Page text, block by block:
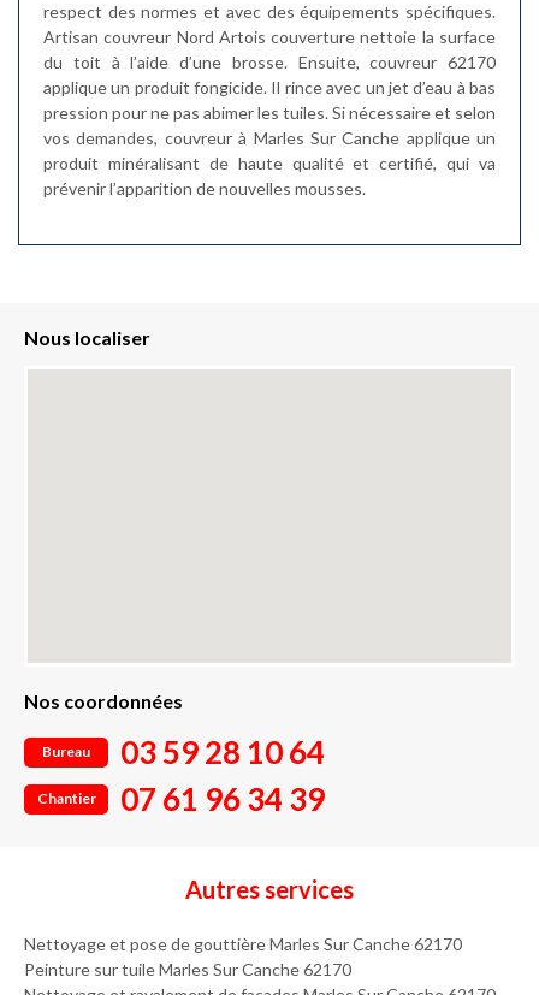
respect des normes et avec des équipements spécifiques.
Artisan couvreur Nord Artois couverture nettoie la surface
du toit à l’aide d’une brosse. Ensuite, couvreur 62170
applique un produit fongicide. Il rince avec un jet d’eau à bas
pression pour ne pas abimer les tuiles. Si nécessaire et selon
vos demandes, couvreur à Marles Sur Canche applique un
produit minéralisant de haute qualité et certifié, qui va
prévenir l’apparition de nouvelles mousses.
Nous localiser
Nos coordonnées
Bureau 03 59 28 10 64
Chantier 07 61 96 34 39
Autres services
Nettoyage et pose de gouttière Marles Sur Canche 62170
Peinture sur tuile Marles Sur Canche 62170